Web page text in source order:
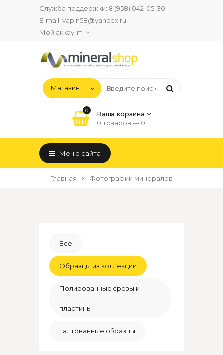
Служба поддержки: 8 (958) 042-05-30
E-mail: vapin58@yandex.ru
Мой аккаунт
0
Ваша корзина
0 товаров — 0
Меню сайта
Главная Фотографии минералов
Все
Образцы из коллекции
Полированные срезы и
пластины
Галтованные образцы